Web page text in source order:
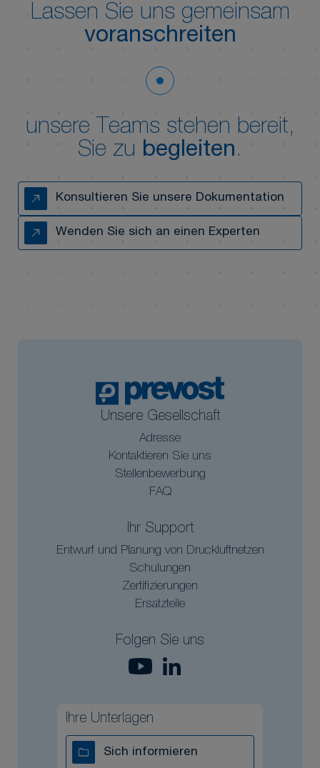
Lassen Sie uns gemeinsam
voranschreiten
unsere Teams stehen bereit,
Sie zu begleiten.
Konsultieren Sie unsere Dokumentation
Wenden Sie sich an einen Experten
Unsere Gesellschaft
Adresse
Kontaktieren Sie uns
Stellenbewerbung
FAQ
Ihr Support
Entwurf und Planung von Druckluftnetzen
Schulungen
Zertifizierungen
Ersatzteile
Folgen Sie uns
Ihre Unterlagen
Sich informieren